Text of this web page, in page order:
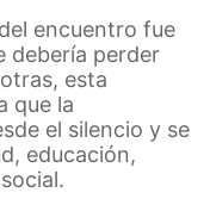
encuentro fue
debería perder
esta
que la
el silencio y se
educación,